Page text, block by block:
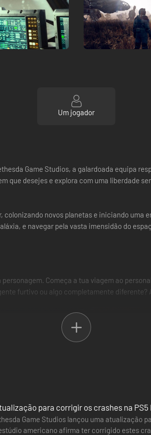
Um jogador
Game Studios, a galardoada equipa
que desejes e explora com uma liberdade
novos planetas e iniciando
e navegar pela vasta imensidão do
Começa a tua viagem ao
furtivo ou algo completamente diferente?
para corrigir os crashes na PS5
Game Studios lançou uma atualização
americano afirma ter corrigido estes